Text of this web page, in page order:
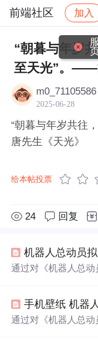
前端社区 加入
社区 前端社区
“朝暮与年岁
至天光”。——
m0_71105586
2025-06-28
“朝暮与年岁共往
唐先生《天光》
给本帖投票
24 回复
通过对《机器人总
用及地球环境保护的
通过对《机器人总